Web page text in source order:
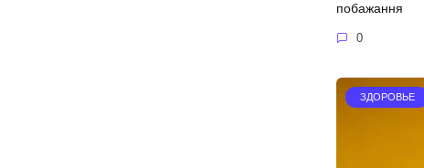
побажання
0
ЗДОРОВЬЕ